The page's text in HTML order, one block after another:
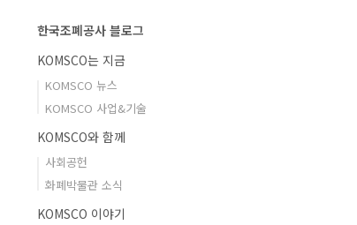
한국조폐공사 블로그
KOMSCO는 지금
KOMSCO 뉴스
KOMSCO 사업&기술
KOMSCO와 함께
사회공헌
화폐박물관 소식
KOMSCO 이야기